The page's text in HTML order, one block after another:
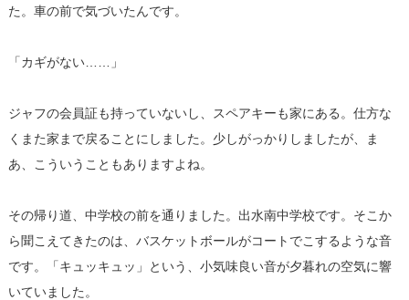
た。車の前で気づいたんです。
「カギがない……」
ジャフの会員証も持っていないし、スペアキーも家にある。仕方な
くまた家まで戻ることにしました。少しがっかりしましたが、ま
あ、こういうこともありますよね。
その帰り道、中学校の前を通りました。出水南中学校です。そこか
ら聞こえてきたのは、バスケットボールがコートでこするような音
です。「キュッキュッ」という、小気味良い音が夕暮れの空気に響
いていました。